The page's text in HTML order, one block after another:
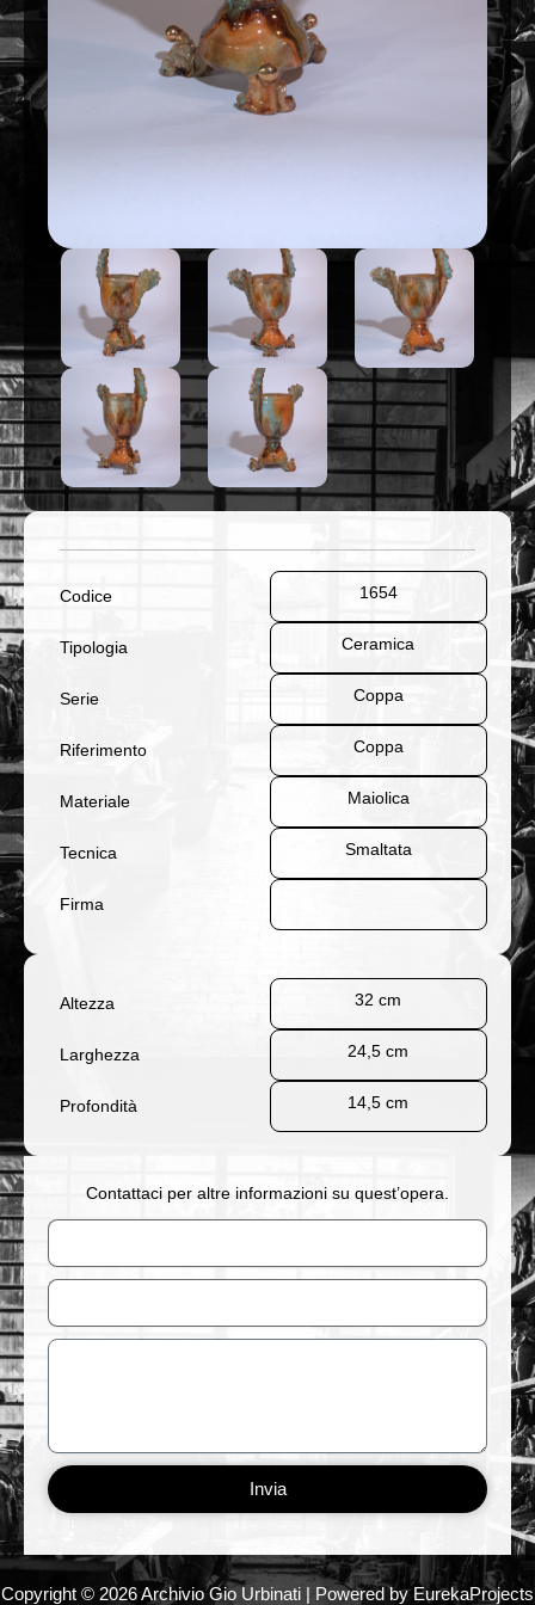
Codice 1654
Tipologia Ceramica
Serie Coppa
Riferimento Coppa
Materiale Maiolica
Tecnica Smaltata
Firma
Altezza 32 cm
Larghezza 24,5 cm
Profondità 14,5 cm
Contattaci per altre informazioni su quest’opera.
Nome
Email
Messaggio
Invia
Copyright © 2026 Archivio Gio Urbinati | Powered by EurekaProjects